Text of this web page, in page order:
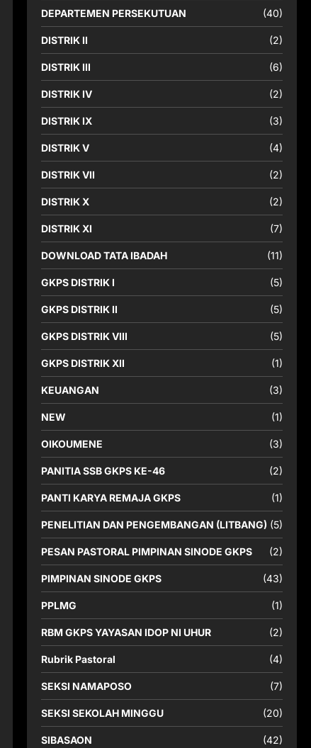
DEPARTEMEN PERSEKUTUAN (40)
DISTRIK II (2)
DISTRIK III (6)
DISTRIK IV (2)
DISTRIK IX (3)
DISTRIK V (4)
DISTRIK VII (2)
DISTRIK X (2)
DISTRIK XI (7)
DOWNLOAD TATA IBADAH (11)
GKPS DISTRIK I (5)
GKPS DISTRIK II (5)
GKPS DISTRIK VIII (5)
GKPS DISTRIK XII (1)
KEUANGAN (3)
NEW (1)
OIKOUMENE (3)
PANITIA SSB GKPS KE-46 (2)
PANTI KARYA REMAJA GKPS (1)
PENELITIAN DAN PENGEMBANGAN (LITBANG) (5)
PESAN PASTORAL PIMPINAN SINODE GKPS (2)
PIMPINAN SINODE GKPS (43)
PPLMG (1)
RBM GKPS YAYASAN IDOP NI UHUR (2)
Rubrik Pastoral (4)
SEKSI NAMAPOSO (7)
SEKSI SEKOLAH MINGGU (20)
SIBASAON (42)